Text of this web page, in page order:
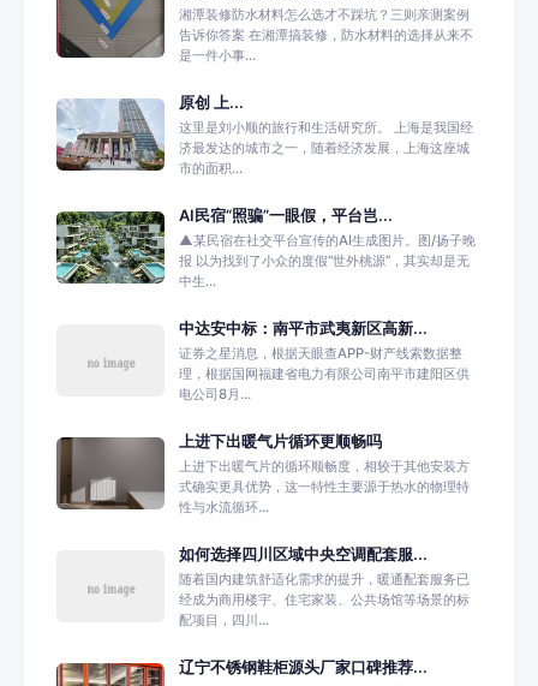
湘潭装修防水材料怎么选才不踩坑？三则亲测案例
告诉你答案 在湘潭搞装修，防水材料的选择从来不
是一件小事...
原创 上...
这里是刘小顺的旅行和生活研究所。 上海是我国经
济最发达的城市之一，随着经济发展，上海这座城
市的面积...
AI民宿“照骗”一眼假，平台岂...
▲某民宿在社交平台宣传的AI生成图片。图/扬子晚
报 以为找到了小众的度假“世外桃源”，其实却是无
中生...
中达安中标：南平市武夷新区高新...
证券之星消息，根据天眼查APP-财产线索数据整
理，根据国网福建省电力有限公司南平市建阳区供
电公司8月...
上进下出暖气片循环更顺畅吗
上进下出暖气片的循环顺畅度，相较于其他安装方
式确实更具优势，这一特性主要源于热水的物理特
性与水流循环...
如何选择四川区域中央空调配套服...
随着国内建筑舒适化需求的提升，暖通配套服务已
经成为商用楼宇、住宅家装、公共场馆等场景的标
配项目，四川...
辽宁不锈钢鞋柜源头厂家口碑推荐...